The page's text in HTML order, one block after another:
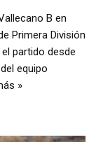
B en
Primera División
partido desde
equipo
»